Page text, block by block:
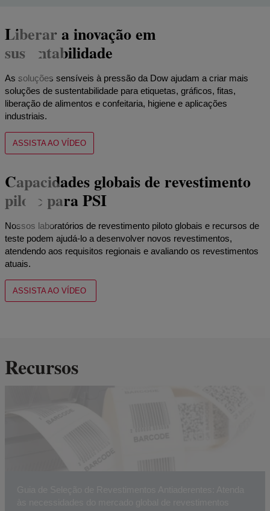
Liberar a inovação em
sustentabilidade
As soluções sensíveis à pressão da Dow ajudam a criar mais
soluções de sustentabilidade para etiquetas, gráficos, fitas,
liberação de alimentos e confeitaria, higiene e aplicações
industriais.
ASSISTA AO VÍDEO
Capacidades globais de revestimento
piloto para PSI
Nossos laboratórios de revestimento piloto globais e recursos de
teste podem ajudá-lo a desenvolver novos revestimentos,
atendendo aos requisitos regionais e avaliando os revestimentos
atuais.
ASSISTA AO VÍDEO
Recursos